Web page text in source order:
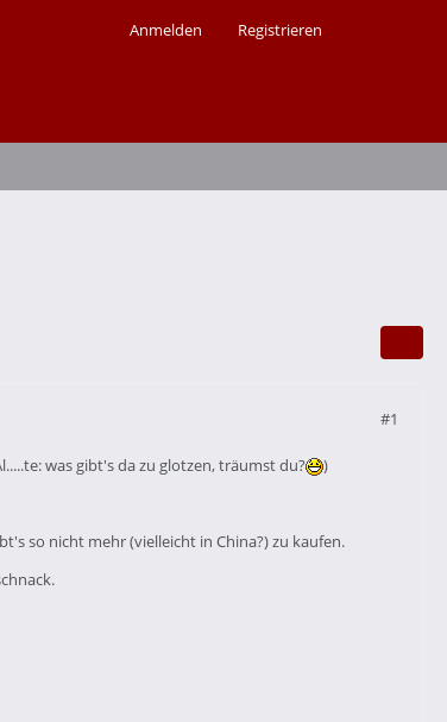
Anmelden Registrieren
#1
was gibt's da zu glotzen, träumst du? )
so nicht mehr (vielleicht in China?) zu kaufen.